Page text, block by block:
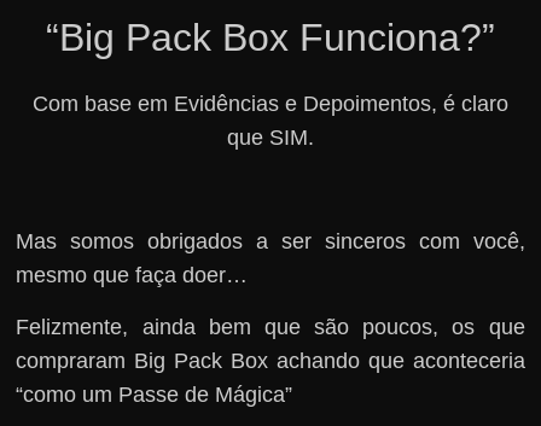
“Big Pack Box Funciona?”
Com base em Evidências e Depoimentos, é claro
que SIM.
Mas somos obrigados a ser sinceros com você,
mesmo que faça doer…
Felizmente, ainda bem que são poucos, os que
compraram Big Pack Box achando que aconteceria
“como um Passe de Mágica”